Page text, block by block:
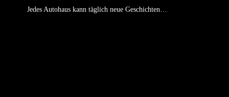
Jedes Autohaus kann täglich neue Geschichten…